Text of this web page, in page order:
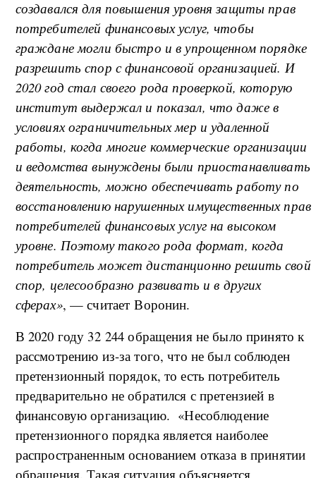
создавался для повышения уровня защиты прав
потребителей финансовых услуг, чтобы
граждане могли быстро и в упрощенном порядке
разрешить спор с финансовой организацией. И
2020 год стал своего рода проверкой, которую
институт выдержал и показал, что даже в
условиях ограничительных мер и удаленной
работы, когда многие коммерческие организации
и ведомства вынуждены были приостанавливать
деятельность, можно обеспечивать работу по
восстановлению нарушенных имущественных прав
потребителей финансовых услуг на высоком
уровне. Поэтому такого рода формат, когда
потребитель может дистанционно решить свой
спор, целесообразно развивать и в других
сферах», — считает Воронин.
В 2020 году 32 244 обращения не было принято к
рассмотрению из-за того, что не был соблюден
претензионный порядок, то есть потребитель
предварительно не обратился с претензией в
финансовую организацию. «Несоблюдение
претензионного порядка является наиболее
распространенным основанием отказа в принятии
обращения. Такая ситуация объясняется